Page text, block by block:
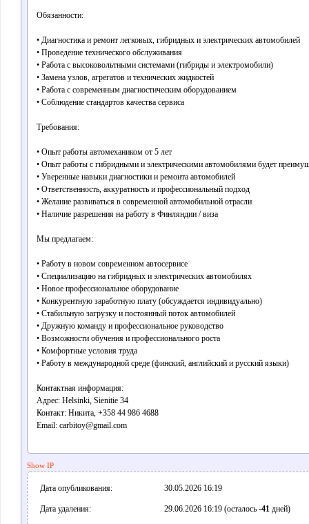
Обязанности:
• Диагностика и ремонт легковых, гибридных и электрических автомобилей
• Проведение технического обслуживания
• Работа с высоковольтными системами (гибриды и электромобили)
• Замена узлов, агрегатов и технических жидкостей
• Работа с современным диагностическим оборудованием
• Соблюдение стандартов качества сервиса
Требования:
• Опыт работы автомехаником от 5 лет
• Опыт работы с гибридными и электрическими автомобилями будет
• Уверенные навыки диагностики и ремонта автомобилей
• Ответственность, аккуратность и профессиональный подход
• Желание развиваться в современной автомобильной отрасли
• Наличие разрешения на работу в Финляндии / виза
Мы предлагаем:
• Работу в новом современном автосервисе
• Специализацию на гибридных и электрических автомобилях
• Новое профессиональное оборудование
• Конкурентную заработную плату (обсуждается индивидуально)
• Стабильную загрузку и постоянный поток автомобилей
• Дружную команду и профессиональное руководство
• Возможности обучения и профессионального роста
• Комфортные условия труда
• Работу в международной среде (финский, английский и русский языки)
Контактная информация:
Адрес: Helsinki, Sienitie 34
Контакт: Никита, +358 44 986 4688
Email: carbitoy@gmail.com
Show IP
Дата опубликования: 30.05.2026 16:19
Дата удаления: 29.06.2026 16:19 (осталось -41дней)